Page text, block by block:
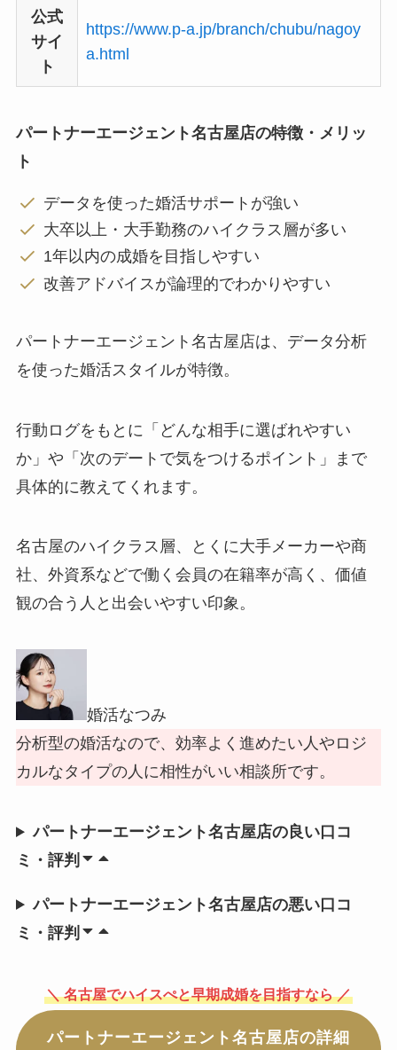
公式
サイ
ト
https://www.p-a.jp/branch/chubu/nagoy
a.html
パートナーエージェント名古屋店の特徴・メリッ
ト
データを使った婚活サポートが強い
大卒以上・大手勤務のハイクラス層が多い
1年以内の成婚を目指しやすい
改善アドバイスが論理的でわかりやすい
パートナーエージェント名古屋店は、データ分析
を使った婚活スタイルが特徴。
行動ログをもとに「どんな相手に選ばれやすい
か」や「次のデートで気をつけるポイント」まで
具体的に教えてくれます。
名古屋のハイクラス層、とくに大手メーカーや商
社、外資系などで働く会員の在籍率が高く、価値
観の合う人と出会いやすい印象。
婚活なつみ
分析型の婚活なので、効率よく進めたい人やロジ
カルなタイプの人に相性がいい相談所です。
パートナーエージェント名古屋店の良い口コ
ミ・評判
パートナーエージェント名古屋店の悪い口コ
ミ・評判
＼ 名古屋でハイスぺと早期成婚を目指すなら ／
パートナーエージェント名古屋店の詳細